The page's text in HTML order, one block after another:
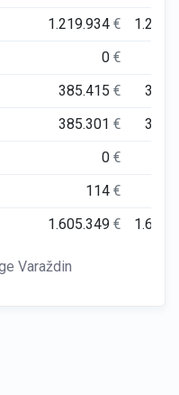
1.219.934€
0€
385.415€
385.301€
0€
114€
1.605.349€
Varaždin